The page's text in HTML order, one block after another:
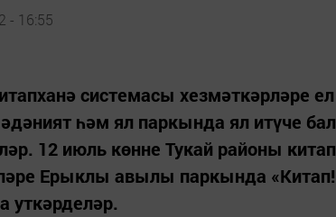
- 16:55
системасы хезмәткәрләре
һәм ял паркында ял итүче
12 июль көнне Тукай районы
Ерыклы авылы паркында
уткәрделәр.